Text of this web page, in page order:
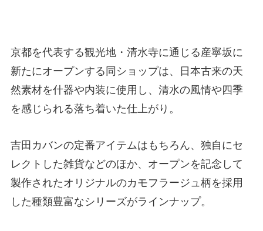
京都を代表する観光地・清水寺に通じる産寧坂に
新たにオープンする同ショップは、日本古来の天
然素材を什器や内装に使用し、清水の風情や四季
を感じられる落ち着いた仕上がり。
吉田カバンの定番アイテムはもちろん、独自にセ
レクトした雑貨などのほか、オープンを記念して
製作されたオリジナルのカモフラージュ柄を採用
した種類豊富なシリーズがラインナップ。